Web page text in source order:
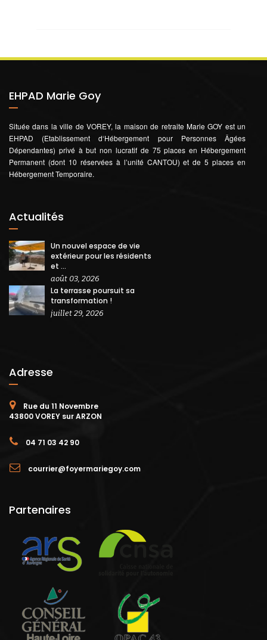
EHPAD Marie Goy
Située dans la ville de VOREY, la maison de retraite Marie GOY est un
EHPAD (Etablissement d‘Hébergement pour Personnes Âgées
Dépendantes) privé à but non lucratif de 75 places en Hébergement
Permanent (dont 10 réservées à l’unité CANTOU) et de 5 places en
Hébergement Temporaire.
Actualités
Un nouvel espace de vie
extérieur pour les résidents
et ...
août 03, 2026
La terrasse poursuit sa
transformation !
juillet 29, 2026
Adresse
Rue du 11 Novembre
43800 VOREY sur ARZON
04 71 03 42 90
courrier@foyermariegoy.com
Partenaires